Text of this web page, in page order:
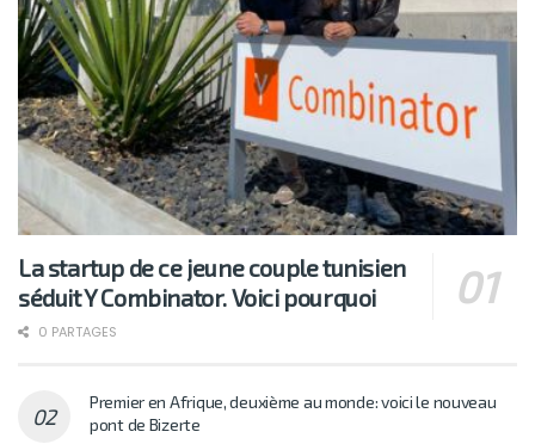
La startup de ce jeune couple tunisien
séduit Y Combinator. Voici pourquoi
0 PARTAGES
Premier en Afrique, deuxième au monde: voici le nouveau
pont de Bizerte